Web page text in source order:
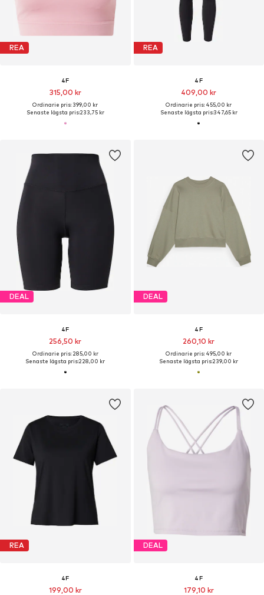
REA
4F
315,00 kr
Ordinarie pris: 399,00 kr
Senaste lägsta pris:233,75 kr
REA
4F
409,00 kr
Ordinarie pris: 455,00 kr
Senaste lägsta pris:347,65 kr
DEAL
4F
256,50 kr
Ordinarie pris: 285,00 kr
Senaste lägsta pris:228,00 kr
DEAL
4F
260,10 kr
Ordinarie pris: 495,00 kr
Senaste lägsta pris:239,00 kr
REA
4F
199,00 kr
DEAL
4F
179,10 kr